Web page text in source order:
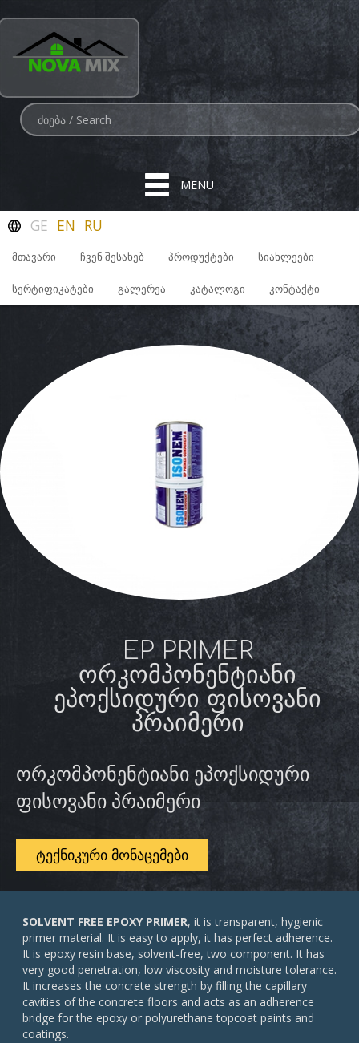
MENU
GE EN RU
ᲛᲗᲐᲕᲐᲠᲘ ᲩᲕᲔᲜ ᲨᲔᲡᲐᲮᲔᲑ ᲞᲠᲝᲓᲣᲥᲢᲔᲑᲘ ᲡᲘᲐᲮᲚᲔᲔᲑᲘ
ᲡᲔᲠᲢᲘᲤᲘᲙᲐᲢᲔᲑᲘ ᲒᲐᲚᲔᲠᲔᲐ ᲙᲐᲢᲐᲚᲝᲒᲘ ᲙᲝᲜᲢᲐᲥᲢᲘ
EP PRIMER
ᲝᲠᲙᲝᲛᲞᲝᲜᲔᲜᲢᲘᲐᲜᲘ
ᲔᲞᲝᲥᲡᲘᲓᲣᲠᲘ ᲤᲘᲡᲝᲕᲐᲜᲘ
ᲞᲠᲐᲘᲛᲔᲠᲘ
ორკომპონენტიანი ეპოქსიდური
ფისოვანი პრაიმერი
ᲢᲔᲥᲜᲘᲙᲣᲠᲘ ᲛᲝᲜᲐᲪᲔᲛᲔᲑᲘ
SOLVENT FREE EPOXY PRIMER, it is transparent, hygienic
primer material. It is easy to apply, it has perfect adherence.
It is epoxy resin base, solvent-free, two component. It has
very good penetration, low viscosity and moisture tolerance.
It increases the concrete strength by filling the capillary
cavities of the concrete floors and acts as an adherence
bridge for the epoxy or polyurethane topcoat paints and
coatings.